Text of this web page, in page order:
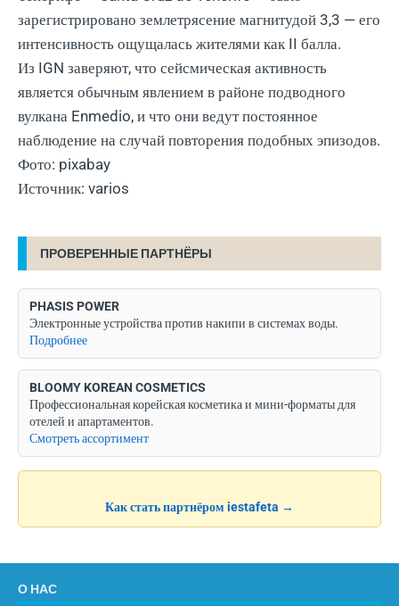
зарегистрировано землетрясение магнитудой 3,3 — его
интенсивность ощущалась жителями как II балла.
Из IGN заверяют, что сейсмическая активность
является обычным явлением в районе подводного
вулкана Enmedio, и что они ведут постоянное
наблюдение на случай повторения подобных эпизодов.
Фото: pixabay
Источник: varios
ПРОВЕРЕННЫЕ ПАРТНЁРЫ
PHASIS POWER
Электронные устройства против накипи в системах воды.
Подробнее
BLOOMY KOREAN COSMETICS
Профессиональная корейская косметика и мини-форматы для
отелей и апартаментов.
Смотреть ассортимент
Как стать партнёром iestafeta →
О НАС